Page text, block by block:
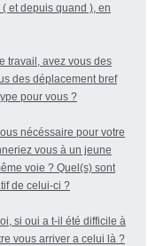
et depuis quand ), en
travail, avez vous des
des déplacement bref
pour vous ?
nécéssaire pour votre
vous à un jeune
voie ? Quel(s) sont
de celui-ci ?
si oui a t-il été difficile à
vous arriver a celui là ?